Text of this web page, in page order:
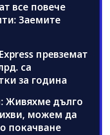
все повече
Заемите
превземат
са
за година
Живяхме дълго
можем да
покачване